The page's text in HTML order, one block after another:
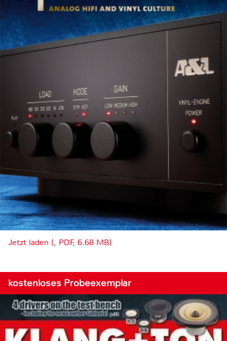
Jetzt laden (, PDF, 6.68 MB)
kostenloses Probeexemplar